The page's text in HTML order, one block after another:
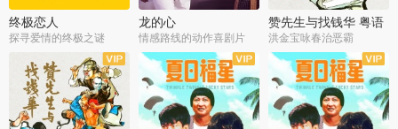
终极恋人
探寻爱情的终极之谜
龙的心
情感路线的动作喜剧片
赞先生与找钱华 粤语
版
洪金宝咏春治恶霸